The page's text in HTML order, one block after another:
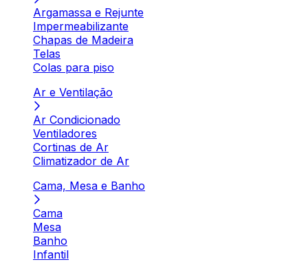
Argamassa e Rejunte
Impermeabilizante
Chapas de Madeira
Telas
Colas para piso
Ar e Ventilação
Ar Condicionado
Ventiladores
Cortinas de Ar
Climatizador de Ar
Cama, Mesa e Banho
Cama
Mesa
Banho
Infantil